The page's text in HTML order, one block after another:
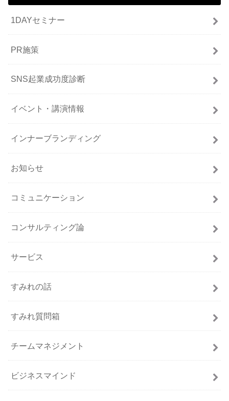
1DAYセミナー
PR施策
SNS起業成功度診断
イベント・講演情報
インナーブランディング
お知らせ
コミュニケーション
コンサルティング論
サービス
すみれの話
すみれ質問箱
チームマネジメント
ビジネスマインド